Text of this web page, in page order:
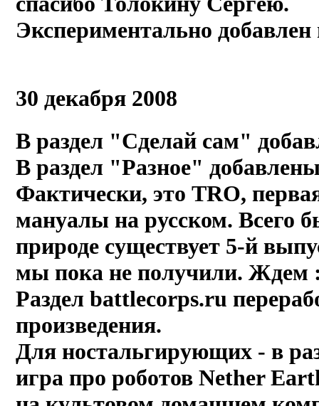
Экспериментально
30 декабря 2008
В раздел "Сделай сам"
В раздел "Разное"
Фактически, это TRO,
мануалы на русском. Всего
природе существует 5-й
мы пока не получили. Ждем
Раздел battlecorps.ru
произведения.
Для ностальгирующих - в
игра про роботов Nether